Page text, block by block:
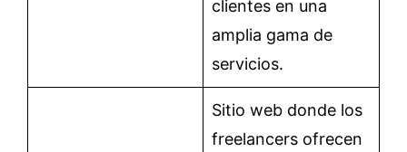
clientes en una
amplia gama de
servicios.
Sitio web donde los
freelancers ofrecen